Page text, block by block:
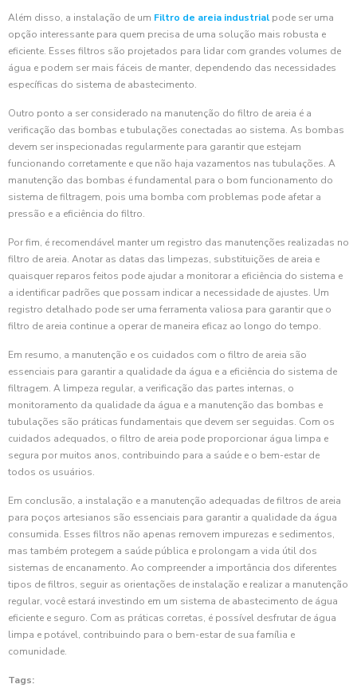
Além disso, a instalação de um Filtro de areia industrial pode ser uma
opção interessante para quem precisa de uma solução mais robusta e
eficiente. Esses filtros são projetados para lidar com grandes volumes de
água e podem ser mais fáceis de manter, dependendo das necessidades
específicas do sistema de abastecimento.
Outro ponto a ser considerado na manutenção do filtro de areia é a
verificação das bombas e tubulações conectadas ao sistema. As bombas
devem ser inspecionadas regularmente para garantir que estejam
funcionando corretamente e que não haja vazamentos nas tubulações. A
manutenção das bombas é fundamental para o bom funcionamento do
sistema de filtragem, pois uma bomba com problemas pode afetar a
pressão e a eficiência do filtro.
Por fim, é recomendável manter um registro das manutenções realizadas no
filtro de areia. Anotar as datas das limpezas, substituições de areia e
quaisquer reparos feitos pode ajudar a monitorar a eficiência do sistema e
a identificar padrões que possam indicar a necessidade de ajustes. Um
registro detalhado pode ser uma ferramenta valiosa para garantir que o
filtro de areia continue a operar de maneira eficaz ao longo do tempo.
Em resumo, a manutenção e os cuidados com o filtro de areia são
essenciais para garantir a qualidade da água e a eficiência do sistema de
filtragem. A limpeza regular, a verificação das partes internas, o
monitoramento da qualidade da água e a manutenção das bombas e
tubulações são práticas fundamentais que devem ser seguidas. Com os
cuidados adequados, o filtro de areia pode proporcionar água limpa e
segura por muitos anos, contribuindo para a saúde e o bem-estar de
todos os usuários.
Em conclusão, a instalação e a manutenção adequadas de filtros de areia
para poços artesianos são essenciais para garantir a qualidade da água
consumida. Esses filtros não apenas removem impurezas e sedimentos,
mas também protegem a saúde pública e prolongam a vida útil dos
sistemas de encanamento. Ao compreender a importância dos diferentes
tipos de filtros, seguir as orientações de instalação e realizar a manutenção
regular, você estará investindo em um sistema de abastecimento de água
eficiente e seguro. Com as práticas corretas, é possível desfrutar de água
limpa e potável, contribuindo para o bem-estar de sua família e
comunidade.
Tags: